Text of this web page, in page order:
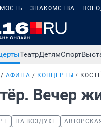
ЗНАКОМСТВА
ТеатрДетямСпорт
АФИША КОНЦЕРТЫ
Вечер
НА ВОЗДУХЕ